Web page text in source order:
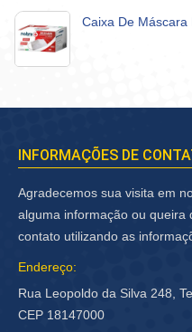
Caixa De
INFORMAÇÕES DE
Agradecemos sua visita em
alguma informação ou queira
contato utilizando as
Endereço:
Rua Leopoldo da Silva 248,
CEP 18147000